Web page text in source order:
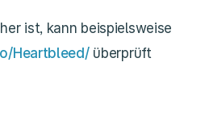
ist, kann beispielsweise
Heartbleed/überprüft